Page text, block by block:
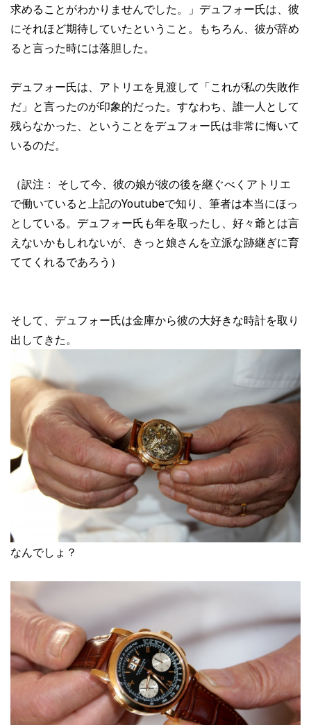
求めることがわかりませんでした。」デュフォー氏は、彼
にそれほど期待していたということ。もちろん、彼が辞め
ると言った時には落胆した。
デュフォー氏は、アトリエを見渡して「これが私の失敗作
だ」と言ったのが印象的だった。すなわち、誰一人として
残らなかった、ということをデュフォー氏は非常に悔いて
いるのだ。
（訳注： そして今、彼の娘が彼の後を継ぐべくアトリエ
で働いていると上記のYoutubeで知り、筆者は本当にほっ
としている。デュフォー氏も年を取ったし、好々爺とは言
えないかもしれないが、きっと娘さんを立派な跡継ぎに育
ててくれるであろう）
そして、デュフォー氏は金庫から彼の大好きな時計を取り
出してきた。
なんでしょ？